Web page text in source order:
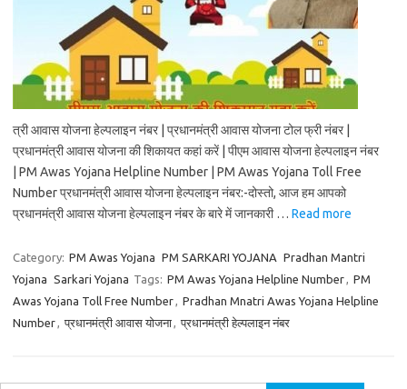
त्री आवास योजना हेल्पलाइन नंबर | प्रधानमंत्री आवास योजना टोल फ्री नंबर |
प्रधानमंत्री आवास योजना की शिकायत कहां करें | पीएम आवास योजना हेल्पलाइन नंबर
| PM Awas Yojana Helpline Number | PM Awas Yojana Toll Free
Number प्रधानमंत्री आवास योजना हेल्पलाइन नंबर:-दोस्तो, आज हम आपको
प्रधानमंत्री आवास योजना हेल्पलाइन नंबर के बारे में जानकारी … Read more
Category: PM Awas Yojana PM SARKARI YOJANA Pradhan Mantri
Yojana Sarkari Yojana Tags: PM Awas Yojana Helpline Number, PM
Awas Yojana Toll Free Number, Pradhan Mnatri Awas Yojana Helpline
Number, प्रधानमंत्री आवास योजना, प्रधानमंत्री हेल्पलाइन नंबर